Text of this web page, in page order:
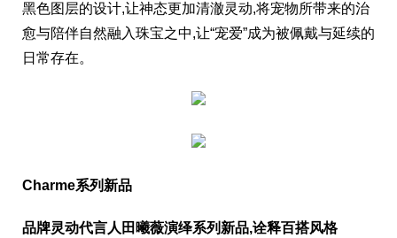
黑色图层的设计,让神态更加清澈灵动,将宠物所带来的治
愈与陪伴自然融入珠宝之中,让“宠爱”成为被佩戴与延续的
日常存在。
Charme系列新品
品牌灵动代言人田曦薇演绎系列新品,诠释百搭风格